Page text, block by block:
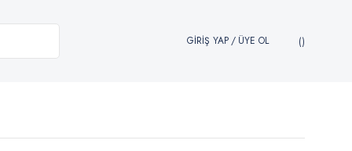
GİRİŞ YAP/ ÜYE OL